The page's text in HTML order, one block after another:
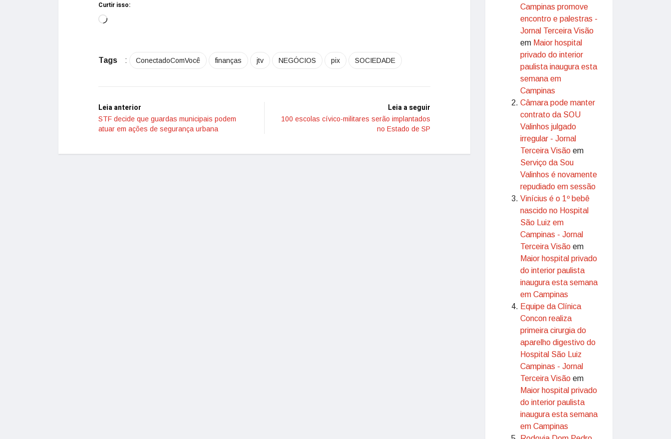
Curtir isso:
Tags : ConectadoComVocê finanças jtv NEGÓCIOS pix SOCIEDADE
Leia anterior
STF decide que guardas municipais podem
atuar em ações de segurança urbana
Leia a seguir
100 escolas cívico-militares serão implantados
no Estado de SP
Campinas promove
encontro e palestras -
Jornal Terceira Visão
em Maior hospital
privado do interior
paulista inaugura esta
semana em
Campinas
Câmara pode manter
contrato da SOU
Valinhos julgado
irregular - Jornal
Terceira Visão em
Serviço da Sou
Valinhos é novamente
repudiado em sessão
Vinícius é o 1º bebê
nascido no Hospital
São Luiz em
Campinas - Jornal
Terceira Visão em
Maior hospital privado
do interior paulista
inaugura esta semana
em Campinas
Equipe da Clínica
Concon realiza
primeira cirurgia do
aparelho digestivo do
Hospital São Luiz
Campinas - Jornal
Terceira Visão em
Maior hospital privado
do interior paulista
inaugura esta semana
em Campinas